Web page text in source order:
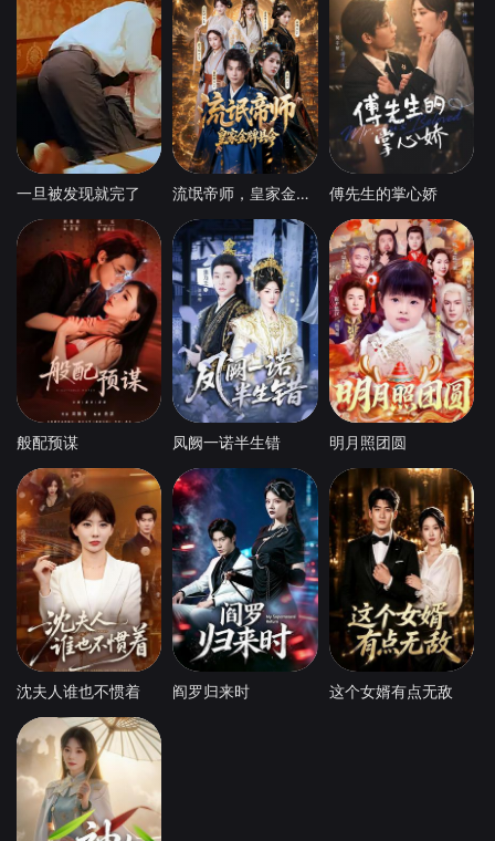
一旦被发现就完了 流氓帝师，皇家金牌县令 傅先生的掌心娇
般配预谋 凤阙一诺半生错 明月照团圆
沈夫人谁也不惯着 阎罗归来时 这个女婿有点无敌